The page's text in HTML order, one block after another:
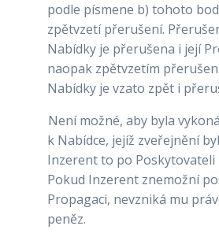
podle písmene b) tohoto
zpětvzetí přerušení.
Nabídky je přerušena i její
naopak zpětvzetím
Nabídky je vzato zpět i
Není možné, aby byla
k Nabídce, jejíž zveřejnění
Inzerent to po Poskytovateli
Pokud Inzerent znemožní
Propagaci, nevzniká mu
peněz.